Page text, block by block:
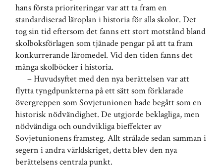
hans första prioriteringar var att ta fram en
standardiserad läroplan i historia för alla skolor. Det
tog sin tid eftersom det fanns ett stort motstånd bland
skolboksförlagen som tjänade pengar på att ta fram
konkurrerande läromedel. Vid den tiden fanns det
många skolböcker i historia.
– Huvudsyftet med den nya berättelsen var att
flytta tyngdpunkterna på ett sätt som förklarade
övergreppen som Sovjetunionen hade begått som en
historisk nödvändighet. De utgjorde beklagliga, men
nödvändiga och oundvikliga bieffekter av
Sovjetunionens framsteg. Allt strålade sedan samman i
segern i andra världskriget, detta blev den nya
berättelsens centrala punkt.